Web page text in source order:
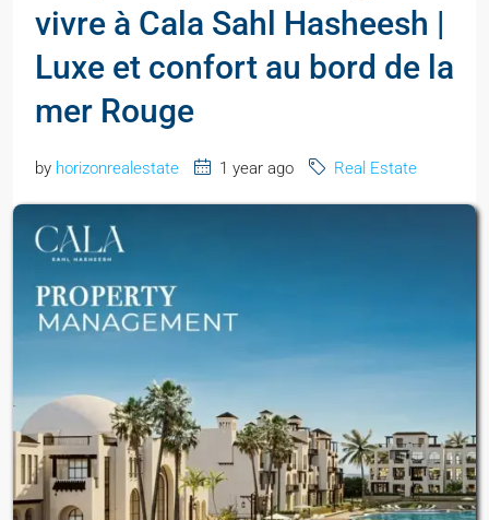
vivre à Cala Sahl Hasheesh |
Luxe et confort au bord de la
mer Rouge
by horizonrealestate 1 year ago Real Estate